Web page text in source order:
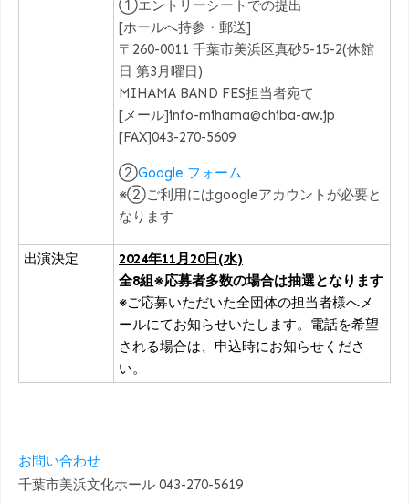
①エントリーシートでの提出
[ホールへ持参・郵送]
〒260-0011 千葉市美浜区真砂5-15-2(休館
日 第3月曜日)
MIHAMA BAND FES担当者宛て
[メール]info-mihama@chiba-aw.jp
[FAX]043-270-5609
②Google フォーム
※②ご利用にはgoogleアカウントが必要と
なります
出演決定
2024年11月20日(水)
全8組※応募者多数の場合は抽選となります
※ご応募いただいた全団体の担当者様へメ
ールにてお知らせいたします。電話を希望
される場合は、申込時にお知らせくださ
い。
お問い合わせ
千葉市美浜文化ホール 043-270-5619